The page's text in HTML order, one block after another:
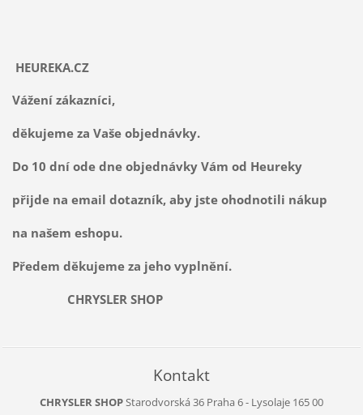
HEUREKA.CZ
Vážení zákazníci,
děkujeme za Vaše objednávky.
Do 10 dní ode dne objednávky Vám od Heureky
přijde na email dotazník, aby jste ohodnotili nákup
na našem eshopu.
Předem děkujeme za jeho vyplnění.
CHRYSLER SHOP
Kontakt
CHRYSLER SHOPStarodvorská 36 Praha 6 - Lysolaje 165 00